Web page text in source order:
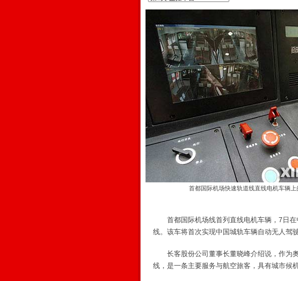
首都国际机场快速轨道线直线电机车辆上
首都国际机场线首列直线电机车辆，7日在
线。该车将首次实现中国城轨车辆自动无人驾驶
长客股份公司董事长董晓峰介绍说，作为
线，是一条主要服务与航空旅客，具有城市候